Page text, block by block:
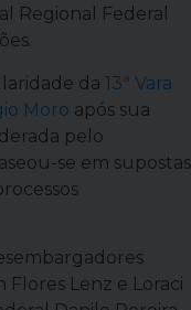
Regional Federal
da 13ª Vara
Moro após sua
pelo
se em supostas
Lenz e Loraci